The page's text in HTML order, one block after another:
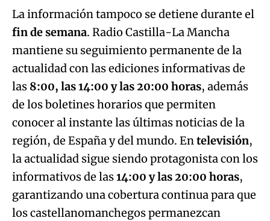
La información tampoco se detiene durante el
fin de semana. Radio Castilla-La Mancha
mantiene su seguimiento permanente de la
actualidad con las ediciones informativas de
las 8:00, las 14:00 y las 20:00 horas, además
de los boletines horarios que permiten
conocer al instante las últimas noticias de la
región, de España y del mundo. Entelevisión,
la actualidad sigue siendo protagonista con los
informativos de las14:00 y las 20:00 horas,
garantizando una cobertura continua para que
los castellanomanchegos permanezcan